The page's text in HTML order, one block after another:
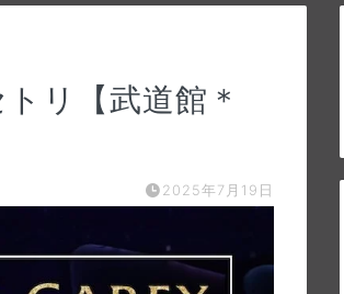
リ【武道館＊
2025年7月19日